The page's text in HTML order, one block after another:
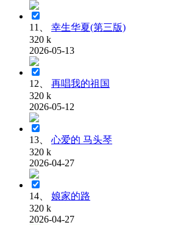
11、
幸生华夏(第三版)
320 k
2026-05-13
12、
再唱我的祖国
320 k
2026-05-12
13、
心爱的 马头琴
320 k
2026-04-27
14、
娘家的路
320 k
2026-04-27